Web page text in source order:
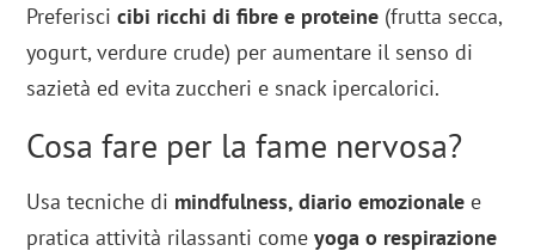
Preferiscicibi ricchi di fibre e proteine (frutta secca,
yogurt, verdure crude) per aumentare il senso di
sazietà ed evita zuccheri e snack ipercalorici.
Cosa fare per la fame nervosa?
Usa tecniche di mindfulness, diario emozionale e
pratica attività rilassanti comeyoga o respirazione